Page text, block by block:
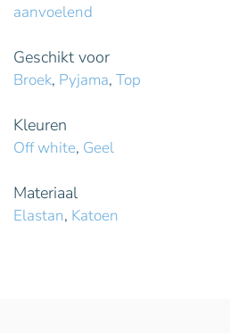
aanvoelend
Geschikt voor
Broek, Pyjama, Top
Kleuren
Off white, Geel
Materiaal
Elastan, Katoen